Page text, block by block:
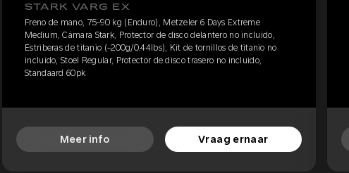
STARK VARG EX
Freno de mano, 75-90 kg (Enduro), Metzeler 6 Days Extreme
Medium, Cámara Stark, Protector de disco delantero no incluido,
Estriberas de titanio (-200g/0.44lbs), Kit de tornillos de titanio no
incluido, Stoel Regular, Protector de disco trasero no incluido,
Standaard 60pk
Meer info Vraag ernaar